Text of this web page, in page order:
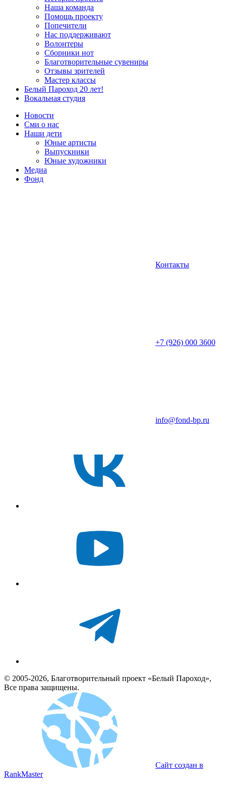
Наша команда
Помощь проекту
Попечители
Нас поддерживают
Волонтеры
Сборники нот
Благотворительные сувениры
Отзывы зрителей
Мастер классы
Белый Пароход 20 лет!
Вокальная студия
Новости
Сми о нас
Наши дети
Юные артисты
Выпускники
Юные художники
Медиа
Фонд
Контакты
+7 (926) 000 3600
info@fond-bp.ru
© 2005-2026, Благотворительный проект «Белый Пароход»,
Все права защищены.
Сайт создан в
RankMaster